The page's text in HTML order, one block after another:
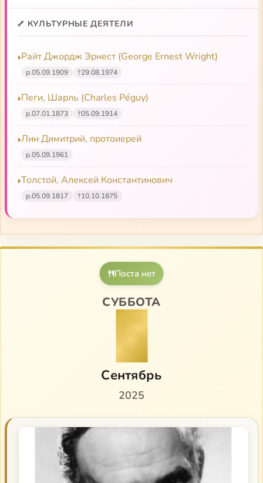
КУЛЬТУРНЫЕ ДЕЯТЕЛИ
Райт Джордж Эрнест (George Ernest Wright)
р.05.09.1909 †29.08.1974
Пеги, Шарль (Charles Péguy)
р.07.01.1873 †05.09.1914
Лин Димитрий, протоиерей
р.05.09.1961
Толстой, Алексей Константинович
р.05.09.1817 †10.10.1875
Поста нет
СУББОТА
6
Сентябрь
2025